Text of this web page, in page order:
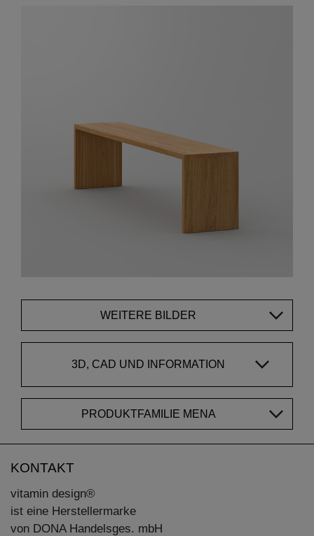
WEITERE BILDER
3D, CAD UND INFORMATION
PRODUKTFAMILIE MENA
KONTAKT
vitamin design®
ist eine Herstellermarke
von DONA Handelsges. mbH